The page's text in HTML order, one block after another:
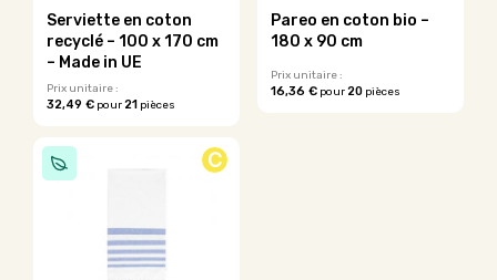
sur
page
produit
sur
la
du
produit
Serviette en coton
recyclé – 100 x 170 cm
– Made in UE
Prix unitaire :
32,49 € pour21 pièces
produit
a
plusieurs
Pareo en coton bio –
180 x 90 cm
Prix unitaire :
16,36 €pour20pièces
C